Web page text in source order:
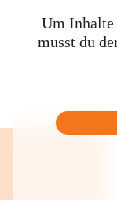
Um Inhalte
musst du